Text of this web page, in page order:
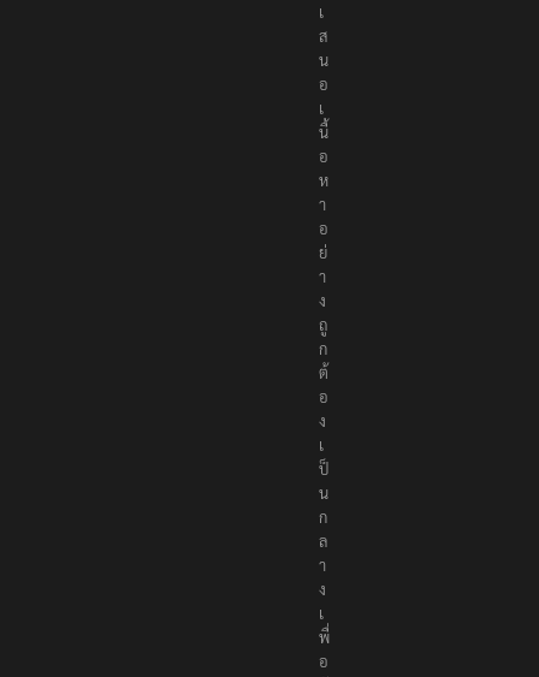
เ
ส
น
อ
เ
นื้
อ
ห
า
อ
ย่
า
ง
ถู
ก
ต้
อ
ง
เ
ป็
น
ก
ล
า
ง
เ
พื่
อ